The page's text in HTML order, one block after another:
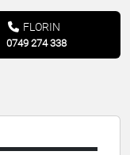
FLORIN
0749 274 338